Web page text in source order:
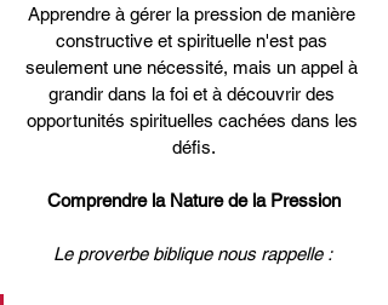
Apprendre à gérer la pression de manière
constructive et spirituelle n'est pas
seulement une nécessité, mais un appel à
grandir dans la foi et à découvrir des
opportunités spirituelles cachées dans les
défis.
Comprendre la Nature de la Pression
Le proverbe biblique nous rappelle :